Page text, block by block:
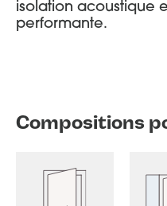
isolation acoustique
performante.
Compositions